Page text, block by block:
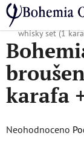
Přejít
na
obsah
Domů
/ Oblíbené
whisky set (1
karafa
Průměrné
Neohodnoceno